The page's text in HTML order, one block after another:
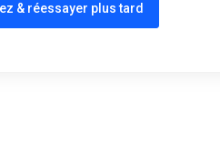
& réessayer plus tard